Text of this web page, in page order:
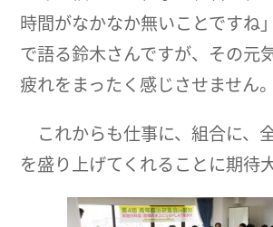
時間がなかなか無いことですね
で語る鈴木さんですが、その元
疲れをまったく感じさせません。
これからも仕事に、組合に、
を盛り上げてくれることに期待大